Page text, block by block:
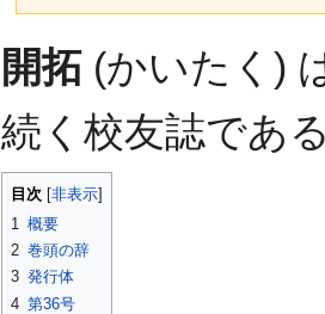
ナ
ビ
ー
シ
ョ
ン
に
移
動
検
索
移
動
開拓 (かいたく)
続く校友誌であ
目次
1 概要
2 巻頭の辞
3 発行体
4 第36号